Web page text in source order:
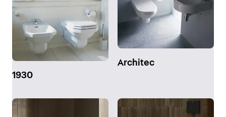
1930
Architec